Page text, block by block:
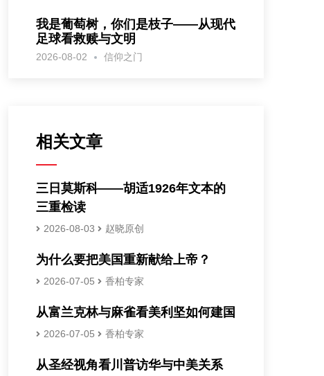
我是葡萄树，你们是枝子——从现代
足球看救赎与文明
2026-08-02 信仰之门
相关文章
三日莫斯科——胡适1926年文本的
三重检读
2026-08-03 赵晓原创
为什么要把美国重新献给上帝？
2026-07-05 香柏专家
从富兰克林与麻雀看美利坚如何建国
2026-07-05 香柏专家
从圣经视角看川普访华与中美关系